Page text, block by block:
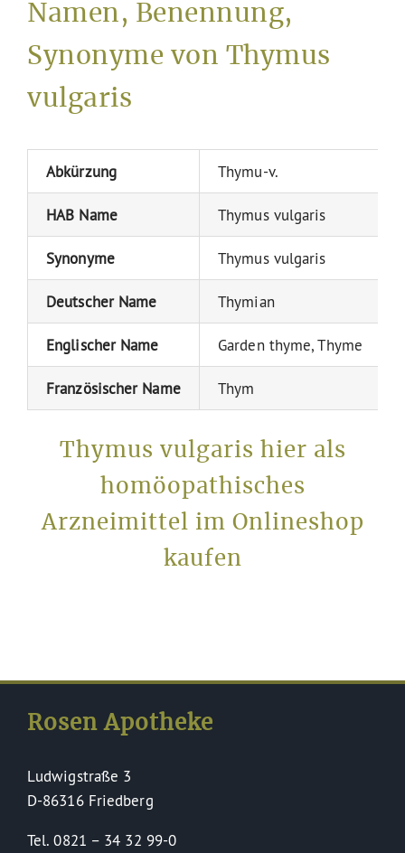
Namen, Benennung,
Synonyme von Thymus
vulgaris
Abkürzung Thymu-v.
HAB Name Thymus vulgaris
Synonyme Thymus vulgaris
Deutscher Name Thymian
Englischer Name Garden thyme, Thyme
Französischer Name Thym
Thymus vulgaris hier als
homöopathisches
Arzneimittel im Onlineshop
kaufen
Rosen Apotheke
Ludwigstraße 3
D-86316 Friedberg
Tel. 0821 – 34 32 99-0